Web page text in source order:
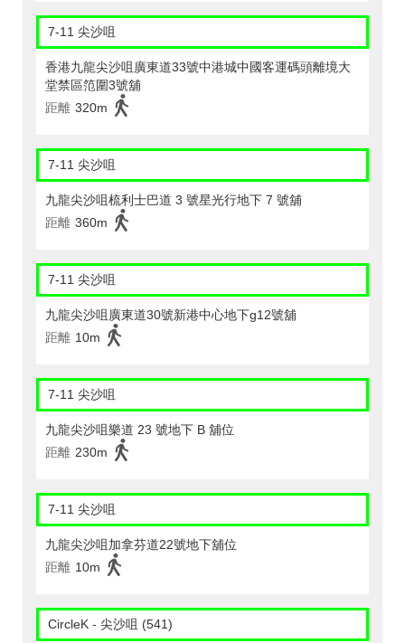
7-11 尖沙咀
香港九龍尖沙咀廣東道33號中港城中國客運碼頭離境大
堂禁區笵圍3號舖
距離 320m
7-11 尖沙咀
九龍尖沙咀梳利士巴道 3 號星光行地下 7 號舖
距離 360m
7-11 尖沙咀
九龍尖沙咀廣東道30號新港中心地下g12號舖
距離 10m
7-11 尖沙咀
九龍尖沙咀樂道 23 號地下 B 舖位
距離 230m
7-11 尖沙咀
九龍尖沙咀加拿芬道22號地下舖位
距離 10m
CircleK - 尖沙咀 (541)